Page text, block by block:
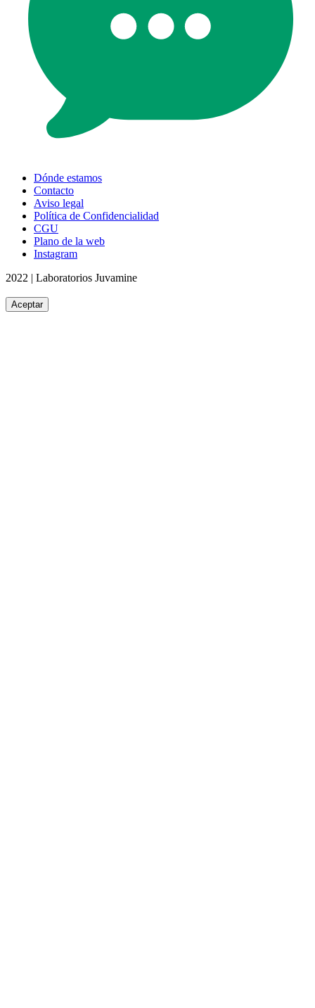
Dónde estamos
Contacto
Aviso legal
Política de Confidencialidad
CGU
Plano de la web
Instagram
2022 | Laboratorios Juvamine
Aceptar